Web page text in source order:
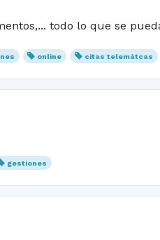
todo lo que se
online citas telemátcas
gestiones